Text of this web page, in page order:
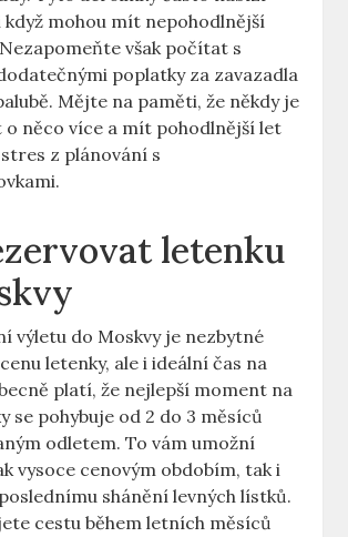
když mohou mít nepohodlnější
však počítat s
poplatky za zavazadla
Mějte na paměti, že někdy je
o něco více a mít pohodlnější let
z plánování s
letenku
výletu do Moskvy je nezbytné
letenky, ale i ideální čas na
platí, že nejlepší moment na
se pohybuje od 2 do 3 měsíců
odletem. To vám umožní
vysoce cenovým obdobím, tak i
shánění levných lístků.
cestu během letních měsíců